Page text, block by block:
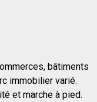
bâtiments
immobilier varié.
et marche à pied.